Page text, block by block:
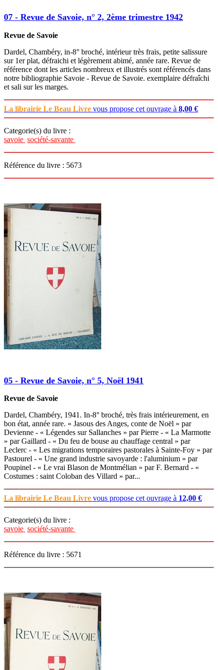
07 - Revue de Savoie, n° 2, 2ème trimestre 1942
Revue de Savoie
Dardel, Chambéry, in-8° broché, intérieur très frais, petite salissure
sur 1er plat, défraichi et légèrement abimé, année rare. Revue de
référence dont les articles nombreux et illustrés sont référencés dans
notre bibliographie Savoie - Revue de Savoie. exemplaire défraîchi
et sali sur les marges.
La librairie Le Beau Livre vous propose cet ouvrage à 8,00 €
Categorie(s) du livre :
savoie société-savante
Référence du livre : 5673
05 - Revue de Savoie, n° 5, Noël 1941
Revue de Savoie
Dardel, Chambéry, 1941. In-8° broché, très frais intérieurement, en
bon état, année rare. « Jasous des Anges, conte de Noël » par
Devienne - « Légendes sur Sallanches » par Pierre - « La Marmotte
» par Gaillard - « Du feu de bouse au chauffage central » par
Leclerc - « Les migrations temporaires pastorales à Sainte-Foy » par
Pastourel - « Une grand industrie savoyarde : l'aluminium » par
Poupinel - « Le vrai Blason de Montmélian » par F. Bernard - «
Costumes : saint Coloban des Villard » par...
La librairie Le Beau Livre vous propose cet ouvrage à 12,00 €
Categorie(s) du livre :
savoie société-savante
Référence du livre : 5671